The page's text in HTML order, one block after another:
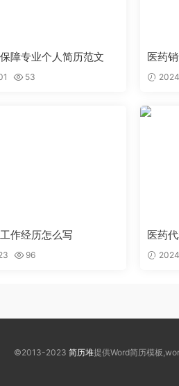
障专业个人简历范文
53
医药
作经历怎么写
96
医药
©2013-2023 简历堆提供Word简历模板